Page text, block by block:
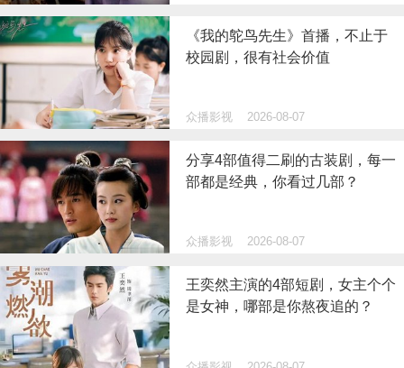
《我的鸵鸟先生》首播，不止于
校园剧，很有社会价值
众播影视 2026-08-07
分享4部值得二刷的古装剧，每一
部都是经典，你看过几部？
众播影视 2026-08-07
王奕然主演的4部短剧，女主个个
是女神，哪部是你熬夜追的？